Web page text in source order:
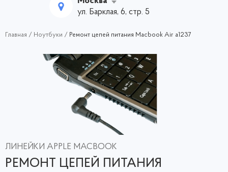
ул. Барклая, 6, стр. 5
Главная / Ноутбуки / Ремонт цепей питания Macbook Air a1237
ЛИНЕЙКИ APPLE MACBOOK
РЕМОНТ ЦЕПЕЙ ПИТАНИЯ